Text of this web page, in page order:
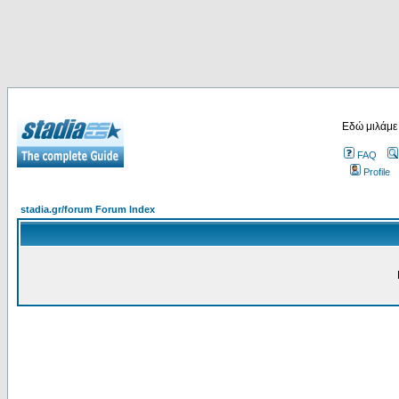
Εδώ
FAQ
Profile
stadia.gr/forum Forum Index